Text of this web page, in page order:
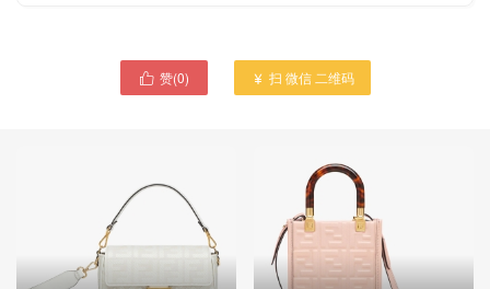
 赞(0)  扫 微信 二维码